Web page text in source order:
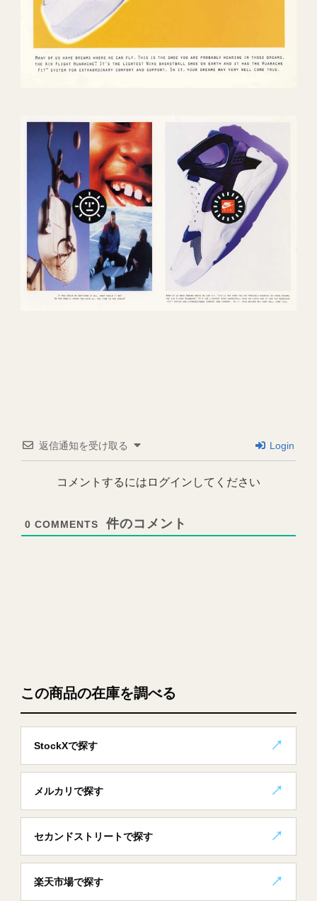
この商品の在庫を調べる
StockXで探す
メルカリで探す
セカンドストリートで探す
楽天市場で探す
返信通知を受け取る Login
コメントするにはログインしてください
0 COMMENTS